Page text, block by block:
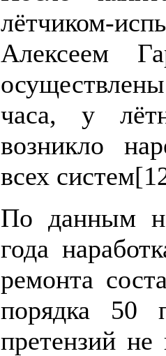
лётчиком-
Алексеем
часа, у
возникло
всех
По данным
года
ремонта
порядка 50
претензий